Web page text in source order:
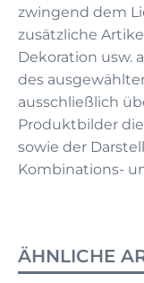
zwingend dem
zusätzliche
Dekoration usw.
des
ausschließlich
Produktbilder
sowie der
Kombinations-
ÄHNLICHE